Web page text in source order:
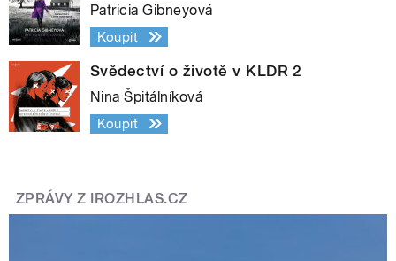
Patricia Gibneyová
Koupit
Svědectví o životě v KLDR 2
Nina Špitálníková
Koupit
ZPRÁVY Z IROZHLAS.CZ